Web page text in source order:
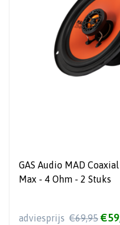
GAS Audio MAD
Max - 4 Ohm - 2 Stuks
adviesprijs €69,95